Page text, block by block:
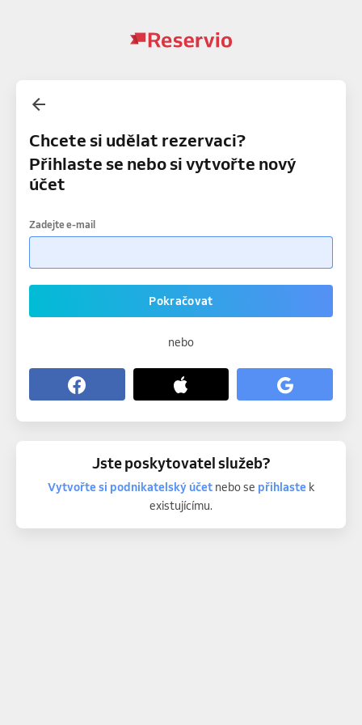
Chcete si udělat rezervaci?
Přihlaste se nebo si vytvořte nový
účet
Zadejte e-mail
Pokračovat
nebo
Jste poskytovatel služeb?
Vytvořte si podnikatelský účetnebo se přihlastek
existujícímu.